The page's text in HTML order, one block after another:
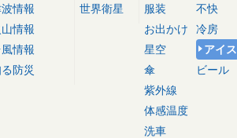
情報
情報
情報
防災
世界衛星
服装
お出かけ
星空
傘
紫外線
体感温度
洗車
不快
冷房
アイス
ビール